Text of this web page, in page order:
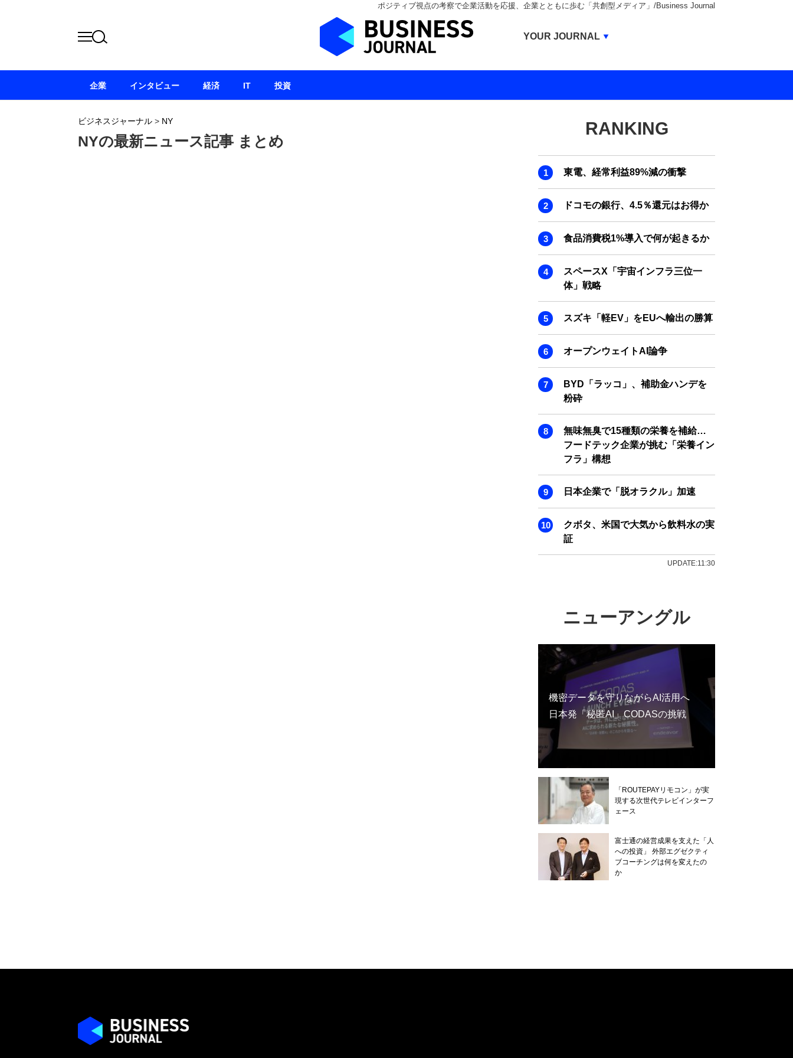
ポジティブ視点の考察で企業活動を応援、企業とともに歩む「共創型メディア」/Business Journal
ビジネスジャーナル > NY
NYの最新ニュース記事 まとめ
RANKING
東電、経常利益89%減の衝撃
ドコモの銀行、4.5％還元はお得か
食品消費税1%導入で何が起きるか
スペースX「宇宙インフラ三位一
体」戦略
スズキ「軽EV」をEUへ輸出の勝算
オープンウェイトAI論争
BYD「ラッコ」、補助金ハンデを
粉砕
無味無臭で15種類の栄養を補給…
フードテック企業が挑む「栄養イン
フラ」構想
日本企業で「脱オラクル」加速
クボタ、米国で大気から飲料水の実
証
UPDATE:11:30
ニューアングル
機密データを守りながらAI活用へ
日本発「秘匿AI」CODASの挑戦
「ROUTEPAYリモコン」が実
現する次世代テレビインターフ
ェース
富士通の経営成果を支えた「人
への投資」 外部エグゼクティ
ブコーチングは何を変えたの
か
企業 インタビュー 経済 IT 投資
YOUR JOURNAL
BUSINESS JOURNAL
IVS JOURNAL
ENERGY MANAGEMENT JOURNAL
INBOUND JOURNAL
LIFE ENDING JOURNAL
AI JOURNAL
REAL ESTATE BROKERAGE JOURNAL
SMART MARKETING JOURNAL
BPaaS JOURNAL
ADOPTABLE DOG JOURNAL